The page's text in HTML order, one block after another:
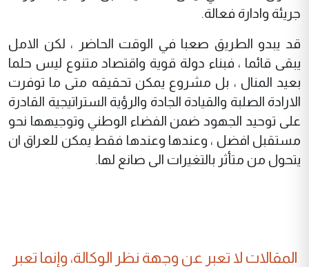
جريئة وادارة فعالة.
قد يبدو الطريق صعبا في الوقت الحاضر ، لكن الامل
يبقى قائما ، فبناء دولة قوية واقتصاد متنوع ليس حلما
بعيد المنال ، بل مشروع يمكن تحقيقه متى ما توفرت
الارادة الصلبة والقيادة الجادة والرؤية الستراتيجية القادرة
على توحيد الجهود ضمن الفضاء الوطني وتوجيهها نحو
مستقبل افضل ، وعندها وعندها فقط يمكن للعراق ان
يتحول من متأثر بالتغيرات الى صانع لها.
المقالات لا تعبر عن وجهة نظر الوكالة، وإنما تعبر